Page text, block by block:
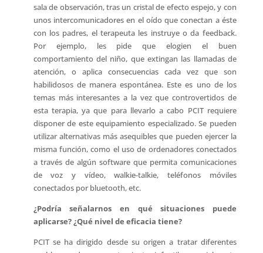
sala de observación, tras un cristal de efecto espejo, y con
unos intercomunicadores en el oído que conectan a éste
con los padres, el terapeuta les instruye o da feedback.
Por ejemplo, les pide que elogien el buen
comportamiento del niño, que extingan las llamadas de
atención, o aplica consecuencias cada vez que son
habilidosos de manera espontánea. Este es uno de los
temas más interesantes a la vez que controvertidos de
esta terapia, ya que para llevarlo a cabo PCIT requiere
disponer de este equipamiento especializado. Se pueden
utilizar alternativas más asequibles que pueden ejercer la
misma función, como el uso de ordenadores conectados
a través de algún software que permita comunicaciones
de voz y vídeo, walkie-talkie, teléfonos móviles
conectados por bluetooth, etc.
¿Podría señalarnos en qué situaciones puede
aplicarse? ¿Qué nivel de eficacia tiene?
PCIT se ha dirigido desde su origen a tratar diferentes